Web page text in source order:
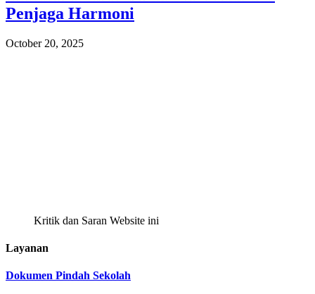
Penjaga Harmoni
October 20, 2025
Kritik dan Saran Website ini
Layanan
Dokumen Pindah Sekolah